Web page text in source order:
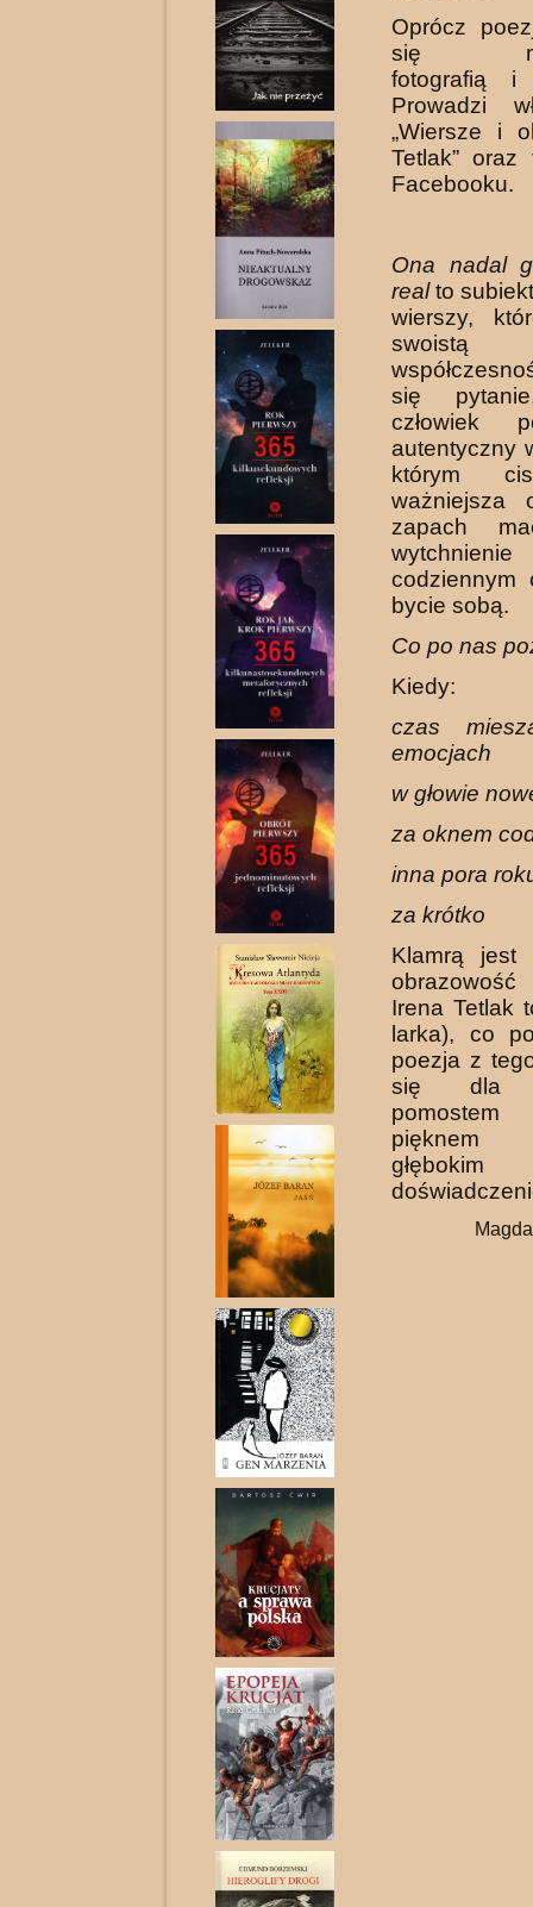
Oprócz
się
fotografią i
Prowadzi
„Wiersze i
Tetlak”
Facebooku.
Ona nadal
realto
wierszy,
swoistą
się
człowiek
autentyczny
którym
ważniejsza
zapach
codziennym
bycie sobą.
Co po nas
Kiedy:
czas
emocjach
w głowie
za oknem
inna pora
za krótko
Klamrą jest
Irena Tetlak
larka), co
poezja z
się dla
pomostem
głębokim